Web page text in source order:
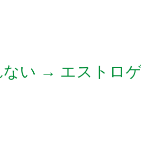
い → エストロ